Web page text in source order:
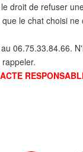
droit de refuser
le chat choisi
06.75.33.84.66.